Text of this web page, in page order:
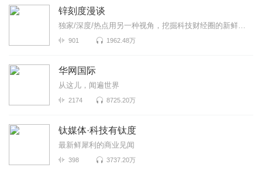
锌刻度漫谈
独家/深度/热点用另一种视角，挖掘科技财经圈的新鲜事！《锌刻度漫谈》是锌刻度与喜马拉雅联合出品...
901 1962.48万
华网国际
从这儿，闻遍世界
2174 8725.20万
钛媒体·科技有钛度
最新鲜犀利的商业见闻
398 3737.20万